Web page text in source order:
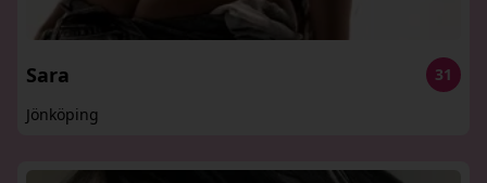
Sara
31
Jönköping